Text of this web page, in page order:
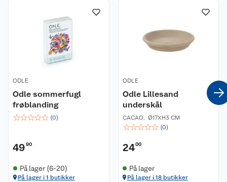
ODLE
Odle sommerfugl
frøblanding
☆☆☆☆☆ (0)
4990
På lager (6-20)
På lager i 1 butikker
ODLE
Odle Lillesand
underskål
CACAO, Ø17XH3 CM
☆☆☆☆☆ (0)
2400
På lager
På lager i 18 butikker